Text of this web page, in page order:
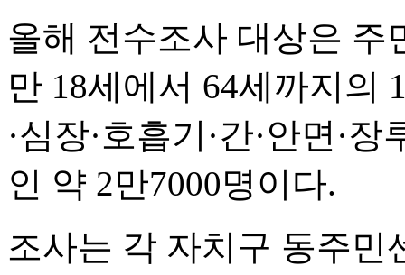
올해 전수조사 대상은 주
만 18세에서 64세까지의
·심장·호흡기·간·안면·
인 약 2만7000명이다.
조사는 각 자치구 동주민